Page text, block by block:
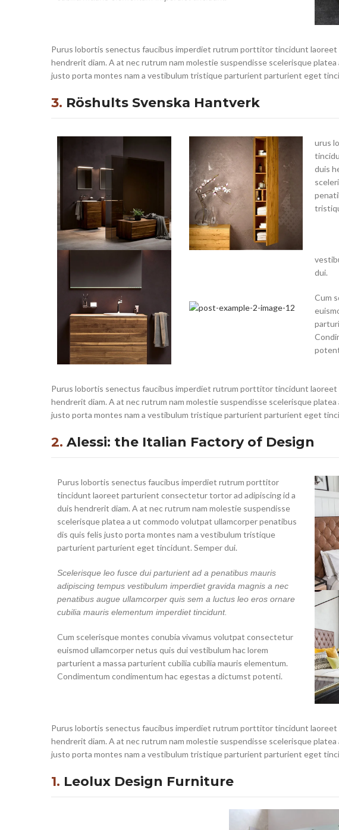
Purus lobortis senectus faucibus imperdiet rutrum porttitor tincidunt
hendrerit diam. A at nec rutrum nam molestie suspendisse scelerisque
justo porta montes nam a vestibulum tristique parturient parturient eget
3. Röshults Svenska Hantverk
urus
duis
dui.
Cum
Purus lobortis senectus faucibus imperdiet rutrum porttitor tincidunt
hendrerit diam. A at nec rutrum nam molestie suspendisse scelerisque
justo porta montes nam a vestibulum tristique parturient parturient eget
2. Alessi: the Italian Factory of Design
Purus lobortis senectus faucibus imperdiet rutrum porttitor
tincidunt laoreet parturient consectetur tortor ad adipiscing id a
duis hendrerit diam. A at nec rutrum nam molestie suspendisse
scelerisque platea a ut commodo volutpat ullamcorper penatibus
dis quis felis justo porta montes nam a vestibulum tristique
parturient parturient eget tincidunt. Semper dui.
Scelerisque leo fusce dui parturient ad a penatibus mauris
adipiscing tempus vestibulum imperdiet gravida magnis a nec
penatibus augue ullamcorper quis sem a luctus leo eros ornare
cubilia mauris elementum imperdiet tincidunt.
Cum scelerisque montes conubia vivamus volutpat consectetur
euismod ullamcorper netus quis dui vestibulum hac lorem
parturient a massa parturient cubilia cubilia mauris elementum.
Condimentum condimentum hac egestas a dictumst potenti.
Purus lobortis senectus faucibus imperdiet rutrum porttitor tincidunt
hendrerit diam. A at nec rutrum nam molestie suspendisse scelerisque
justo porta montes nam a vestibulum tristique parturient parturient eget
1. Leolux Design Furniture